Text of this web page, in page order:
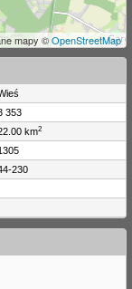
mapy ©OpenStreetMap
353
km2
230